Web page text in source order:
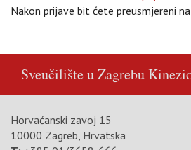
Nakon prijave bit ćete preusmjereni na
Sveučilište u Zagrebu
Horvaćanski zavoj 15
10000 Zagreb, Hrvatska